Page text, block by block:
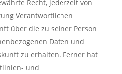
Recht, jederzeit von
Verantwortlichen
über die zu seiner Person
Daten und
zu erhalten. Ferner hat
und